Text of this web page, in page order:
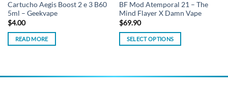
Cartucho Aegis Boost 2 e 3 B60
5ml – Geekvape
$4.00
READ MORE
BF Mod Atemporal 21 – The
Mind Flayer X Damn Vape
$69.90
SELECT OPTIONS